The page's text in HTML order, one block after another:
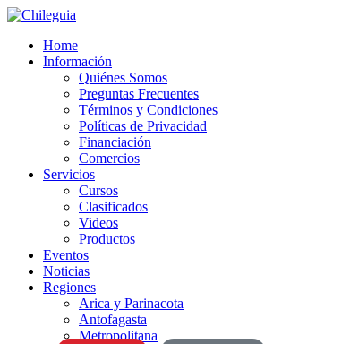
Home
Información
Quiénes Somos
Preguntas Frecuentes
Términos y Condiciones
Políticas de Privacidad
Financiación
Comercios
Servicios
Cursos
Clasificados
Videos
Productos
Eventos
Noticias
Regiones
Arica y Parinacota
Antofagasta
Metropolitana